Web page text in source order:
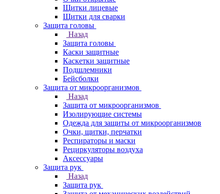
Щитки лицевые
Щитки для сварки
Защита головы
Назад
Защита головы
Каски защитные
Каскетки защитные
Подшлемники
Бейсболки
Защита от микроорганизмов
Назад
Защита от микроорганизмов
Изолирующие системы
Одежда для защиты от микроорганизмов
Очки, щитки, перчатки
Респираторы и маски
Рециркуляторы воздуха
Аксессуары
Защита рук
Назад
Защита рук